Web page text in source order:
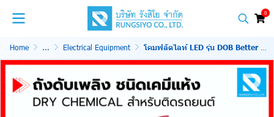
0
Home ... Electrical Equipment โคมฟลัดไลท์ LED รุ่น DOB Better 100W Daylight EVE